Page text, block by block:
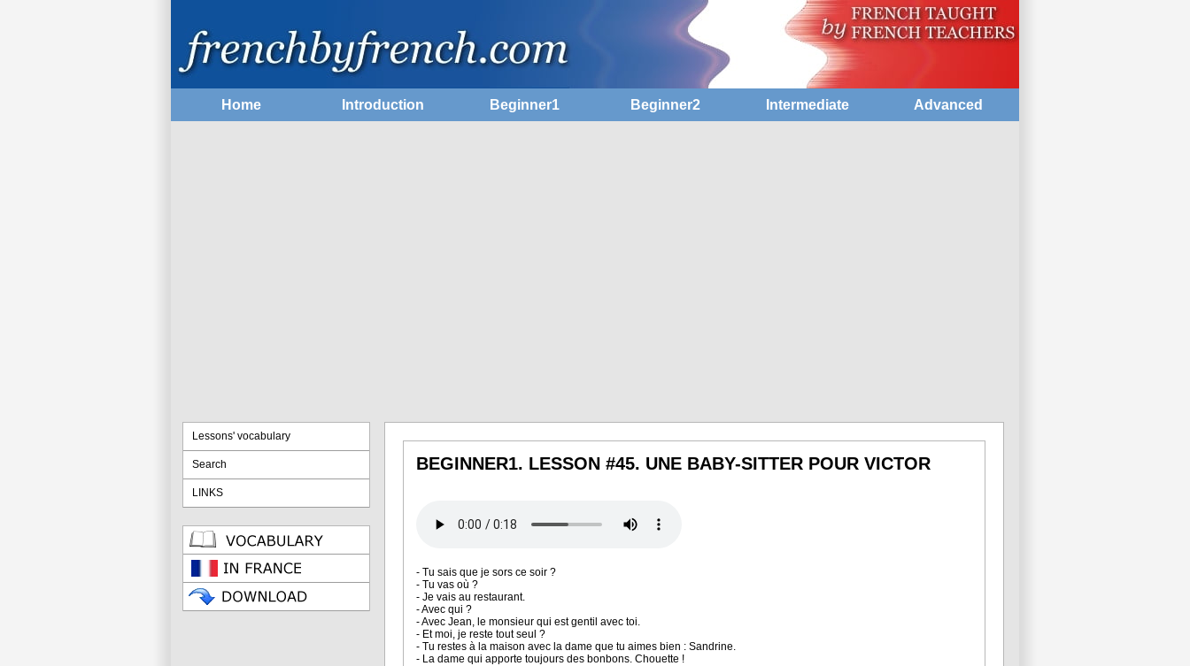
Home Introduction Beginner1 Beginner2 Intermediate Advanced
Lessons' vocabulary
Search
LINKS
BEGINNER1. LESSON #45. UNE BABY-SITTER POUR VICTOR
- Tu sais que je sors ce soir ?
- Tu vas où ?
- Je vais au restaurant.
- Avec qui ?
- Avec Jean, le monsieur qui est gentil avec toi.
- Et moi, je reste tout seul ?
- Tu restes à la maison avec la dame que tu aimes bien : Sandrine.
- La dame qui apporte toujours des bonbons. Chouette !